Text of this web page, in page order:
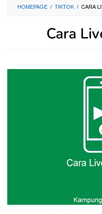
HOMEPAGE / TIKTOK / CARA
Cara